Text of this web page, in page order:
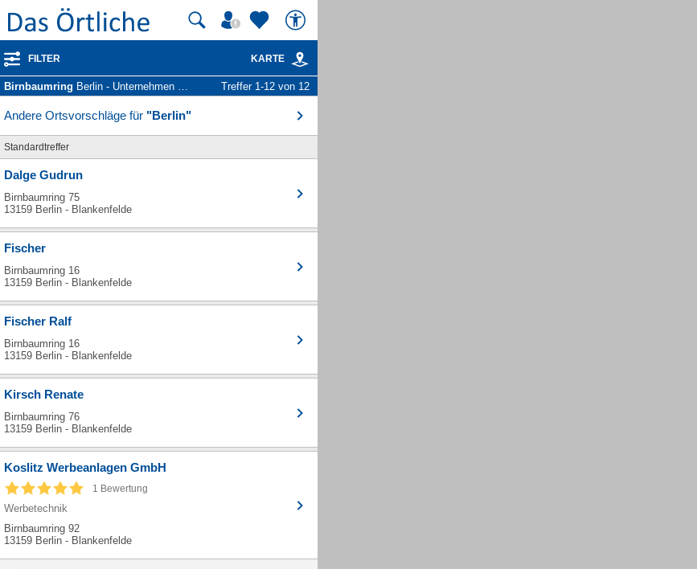
FILTER KARTE
Birnbaumring Berlin - Unternehmen und Personen Treffer 1-12 von 12
Andere Ortsvorschläge für "Berlin"
Standardtreffer
Dalge Gudrun
Birnbaumring 75
13159 Berlin - Blankenfelde
Fischer
Birnbaumring 16
13159 Berlin - Blankenfelde
Fischer Ralf
Birnbaumring 16
13159 Berlin - Blankenfelde
Kirsch Renate
Birnbaumring 76
13159 Berlin - Blankenfelde
Koslitz Werbeanlagen GmbH
1 Bewertung
Werbetechnik
Birnbaumring 92
13159 Berlin - Blankenfelde